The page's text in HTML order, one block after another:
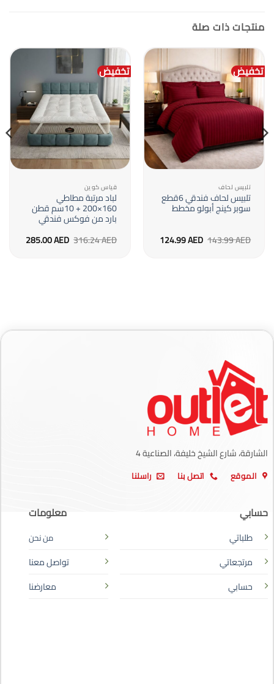
منتجات ذات صلة
تخفيض
تلبيس لحاف
تلبيس لحاف فندقي 6قطع
سوبر كينج أبولو مخطط
143.99AED السعر
الأصلي124.99AED السعر
تخفيض
قياس كوين
لباد مرتبة مطاطي
160×200 + 10سم قطن
بارد من فوكس فندقي
316.24AED السعر
الأصلي285.00AED السعر
الحالي
الشارقة، شارع الشيخ خليفة، الصناعية 4
الموقع اتصل بنا راسلنا
حسابي
طلباتي
مرتجعاتي
حسابي
معلومات
من نحن
تواصل معنا
معارضنا